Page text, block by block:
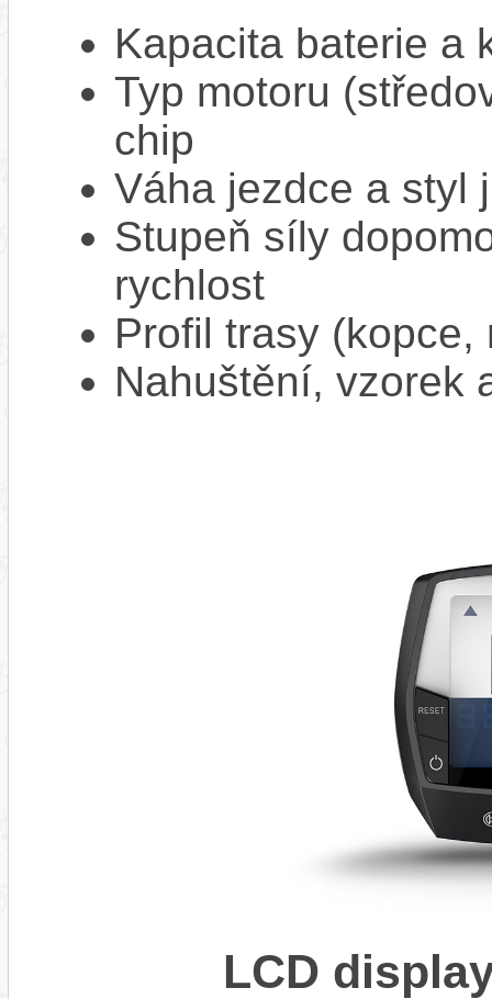
Kapacita baterie a
Typ motoru
chip
Váha jezdce a styl
Stupeň síly
rychlost
Profil trasy
Nahuštění, vzorek
LCD